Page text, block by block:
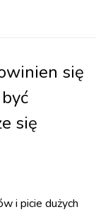
się
się
i picie dużych